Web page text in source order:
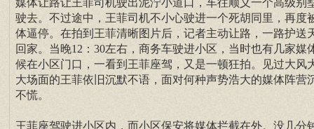
媒体让路让王菲司机驶出泥泞小道口，车往顺义一个高级别
驶去。不过途中，王菲司机不小心驶进一个死胡同里，再度
体逼停。在拍到王菲清晰图片后，记者主动让路，一路护送
回家。当晚12：30左右，商务车驶进小区，当时也有几家媒
候在小区门口，一看到王菲座驾，又是一顿狂拍。见过大风
大场面的王菲依旧沉默不语，面对何种声势浩大的媒体阵营
不慌。
王菲座驾驶进小区内，而小区保安将媒体拦截在外。没几分